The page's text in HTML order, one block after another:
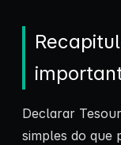
Declarar
simples do que